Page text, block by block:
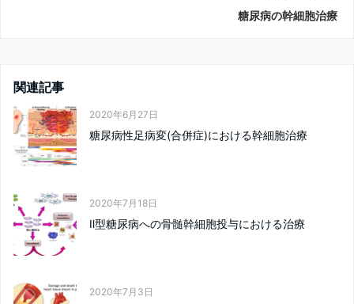
糖尿病の幹細胞治療
関連記事
2020年6月27日
糖尿病性足病変(合併症)における幹細胞治療
2020年7月18日
Ⅱ型糖尿病への骨髄幹細胞投与における治療
2020年7月3日